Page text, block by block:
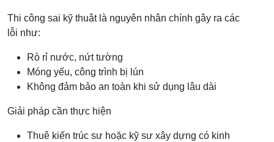
Thi công sai kỹ thuật là nguyên nhân chính gây ra các
lỗi như:
Rò rỉ nước, nứt tường
Móng yếu, công trình bị lún
Không đảm bảo an toàn khi sử dụng lâu dài
Giải pháp cần thực hiện
Thuê kiến trúc sư hoặc kỹ sư xây dựng có kinh